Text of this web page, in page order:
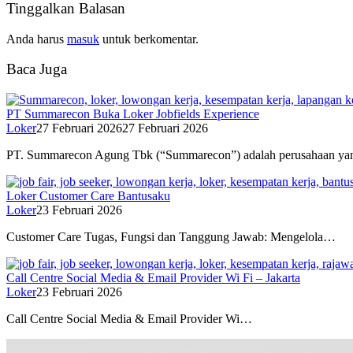
Tinggalkan Balasan
Anda harus masuk untuk berkomentar.
Baca Juga
PT Summarecon Buka Loker Jobfields Experience
Loker27 Februari 202627 Februari 2026
PT. Summarecon Agung Tbk (“Summarecon”) adalah perusahaan
Loker Customer Care Bantusaku
Loker23 Februari 2026
Customer Care Tugas, Fungsi dan Tanggung Jawab: Mengelola…
Call Centre Social Media & Email Provider Wi Fi – Jakarta
Loker23 Februari 2026
Call Centre Social Media & Email Provider Wi…